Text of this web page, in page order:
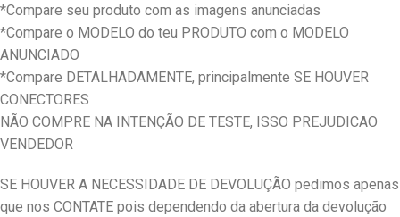
*Compare seu produto com as imagens anunciadas
*Compare o MODELO do teu PRODUTO com o MODELO
ANUNCIADO
*Compare DETALHADAMENTE, principalmente SE HOUVER
CONECTORES
NÃO COMPRE NA INTENÇÃO DE TESTE, ISSO PREJUDICAO
VENDEDOR
SE HOUVER A NECESSIDADE DE DEVOLUÇÃO pedimos apenas
que nos CONTATE pois dependendo da abertura da devolução